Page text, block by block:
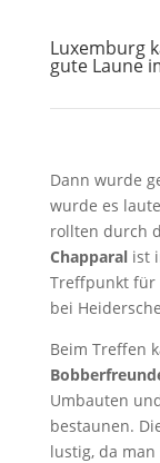
Luxemburg
gute Laune
Dann wurde
wurde es
rollten durch
Chapparalist
Treffpunkt für
bei
Beim Treffen
Umbauten
bestaunen.
lustig, da